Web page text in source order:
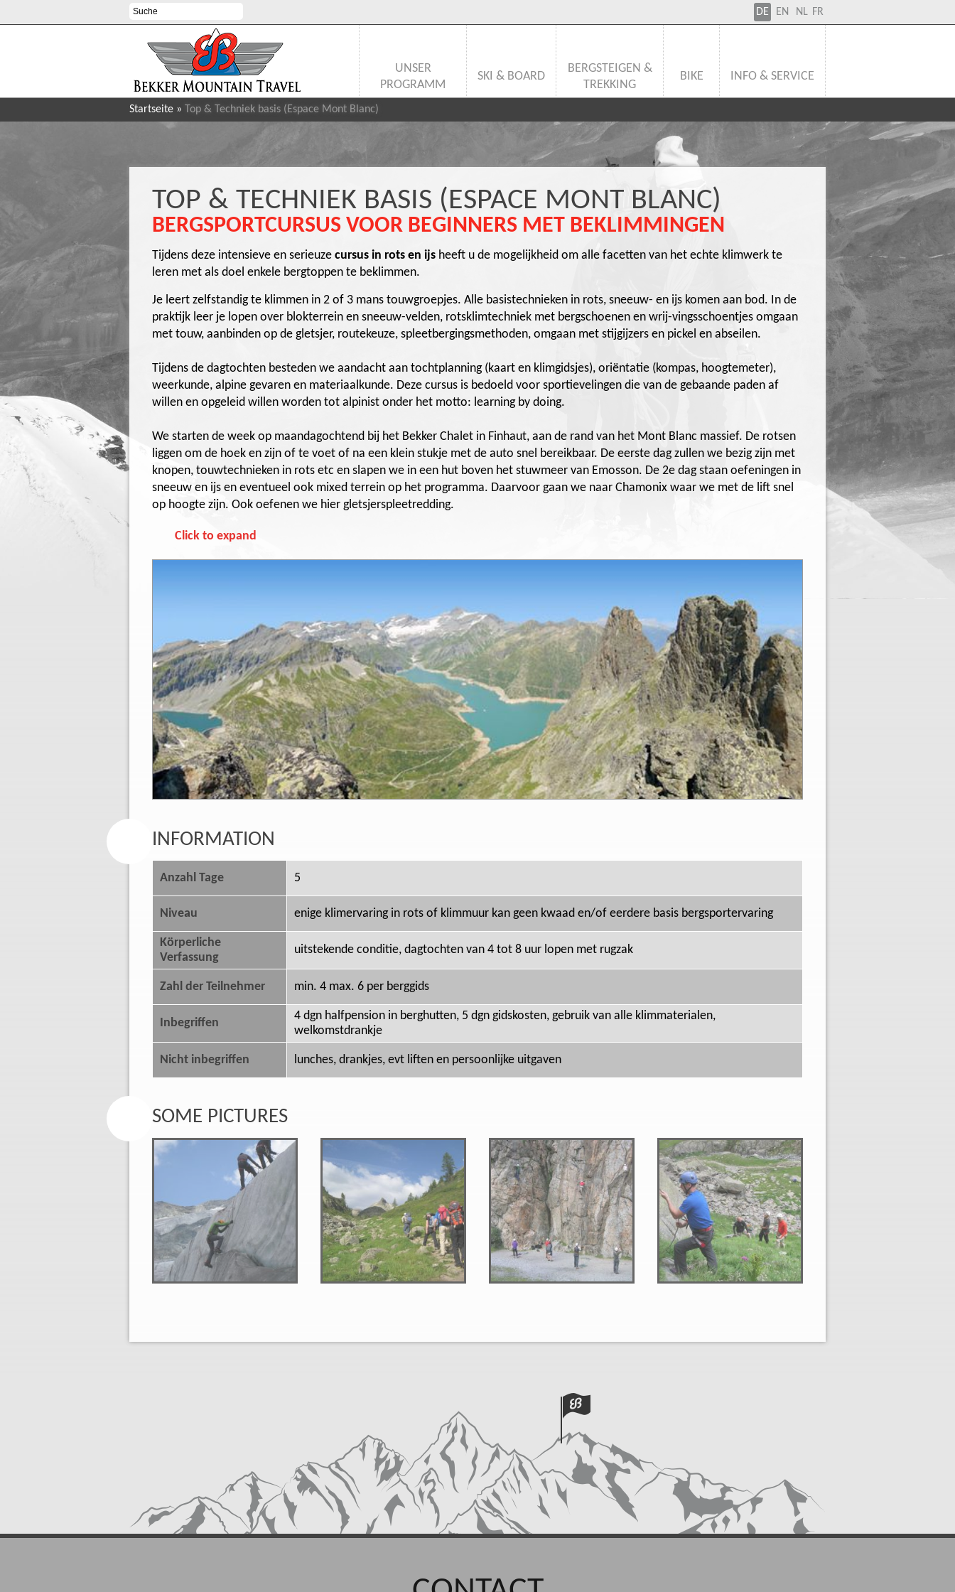
DE EN FR
NL
UNSER
PROGRAMM
SKI & BOARD
BERGSTEIGEN &
TREKKING
BIKE INFO & SERVICE
Startseite » Top & Techniek basis (Espace Mont Blanc)
TOP & TECHNIEK BASIS (ESPACE MONT BLANC)
BERGSPORTCURSUS VOOR BEGINNERS MET BEKLIMMINGEN
Tijdens deze intensieve en serieuze cursus in rots en ijs heeft u de mogelijkheid om alle facetten van het echte klimwerk te
leren met als doel enkele bergtoppen te beklimmen.
Je leert zelfstandig te klimmen in 2 of 3 mans touwgroepjes. Alle basistechnieken in rots, sneeuw- en ijs komen aan bod. In de
praktijk leer je lopen over blokterrein en sneeuw-velden, rotsklimtechniek met bergschoenen en wrij-vingsschoentjes omgaan
met touw, aanbinden op de gletsjer, routekeuze, spleetbergingsmethoden, omgaan met stijgijzers en pickel en abseilen.
Tijdens de dagtochten besteden we aandacht aan tochtplanning (kaart en klimgidsjes), oriëntatie (kompas, hoogtemeter),
weerkunde, alpine gevaren en materiaalkunde. Deze cursus is bedoeld voor sportievelingen die van de gebaande paden af
willen en opgeleid willen worden tot alpinist onder het motto: learning by doing.
We starten de week op maandagochtend bij het Bekker Chalet in Finhaut, aan de rand van het Mont Blanc massief. De rotsen
liggen om de hoek en zijn of te voet of na een klein stukje met de auto snel bereikbaar. De eerste dag zullen we bezig zijn met
knopen, touwtechnieken in rots etc en slapen we in een hut boven het stuwmeer van Emosson. De 2e dag staan oefeningen in
sneeuw en ijs en eventueel ook mixed terrein op het programma. Daarvoor gaan we naar Chamonix waar we met de lift snel
op hoogte zijn. Ook oefenen we hier gletsjerspleetredding.
Click to expand
INFORMATION
Anzahl Tage 5
Niveau enige klimervaring in rots of klimmuur kan geen kwaad en/of eerdere basis bergsportervaring
Körperliche
Verfassung
uitstekende conditie, dagtochten van 4 tot 8 uur lopen met rugzak
Zahl der Teilnehmer min. 4 max. 6 per berggids
Inbegriffen
4 dgn halfpension in berghutten, 5 dgn gidskosten, gebruik van alle klimmaterialen,
welkomstdrankje
Nicht inbegriffen lunches, drankjes, evt liften en persoonlijke uitgaven
SOME PICTURES